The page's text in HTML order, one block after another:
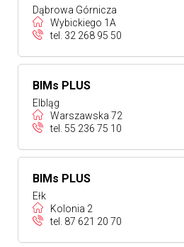
Dąbrowa Górnicza
Wybickiego 1A
tel. 32 268 95 50
BIMs PLUS
Elbląg
Warszawska 72
tel. 55 236 75 10
BIMs PLUS
Ełk
Kolonia 2
tel. 87 621 20 70